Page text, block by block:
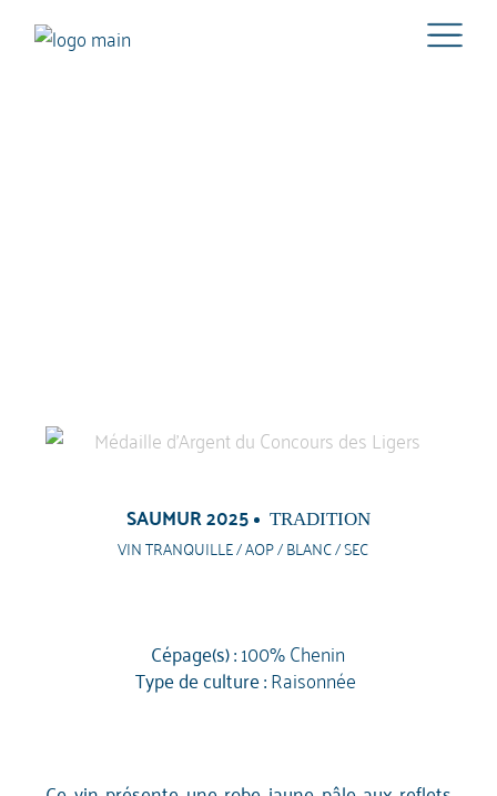
SAUMUR 2025 TRADITION
VIN TRANQUILLE / AOP / BLANC / SEC
Cépage(s) :100% Chenin
Type de culture :Raisonnée